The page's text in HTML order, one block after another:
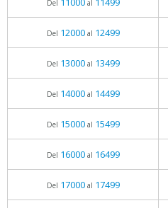
Del al
Del 12000al 12499
Del 13000al 13499
Del 14000al 14499
Del 15000al 15499
Del 16000al 16499
Del 17000al 17499